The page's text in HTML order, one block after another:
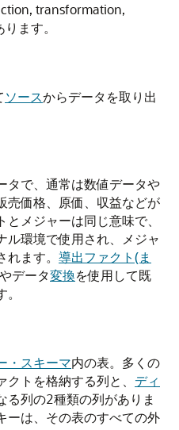
transformation,
ます。
ソースからデータを取り出
タで、通常は数値データや
売価格、原価、収益などが
メジャーは同じ意味で、
ル環境で使用され、メジャ
ます。 導出ファクト(ま
データ変換を使用して既
・スキーマ内の表。多くの
トを格納する列と、 ディ
る列の2種類の列がありま
ーは、その表のすべての外